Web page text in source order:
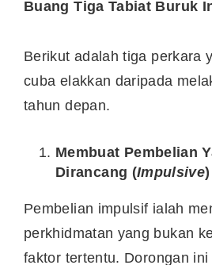
Buang Tiga Tabiat Buruk
Berikut adalah tiga perkara
cuba elakkan daripada
tahun depan.
Membuat Pembelian
Dirancang (Impulsive)
Pembelian impulsif ialah
perkhidmatan yang bukan
faktor tertentu. Dorongan